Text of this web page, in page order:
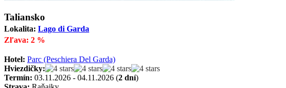
Taliansko
Lokalita: Lago di Garda
Zľava: 2 %
Hotel: Parc (Peschiera Del Garda)
Hviezdičky:
Termín: 03.11.2026 - 04.11.2026 (2 dní)